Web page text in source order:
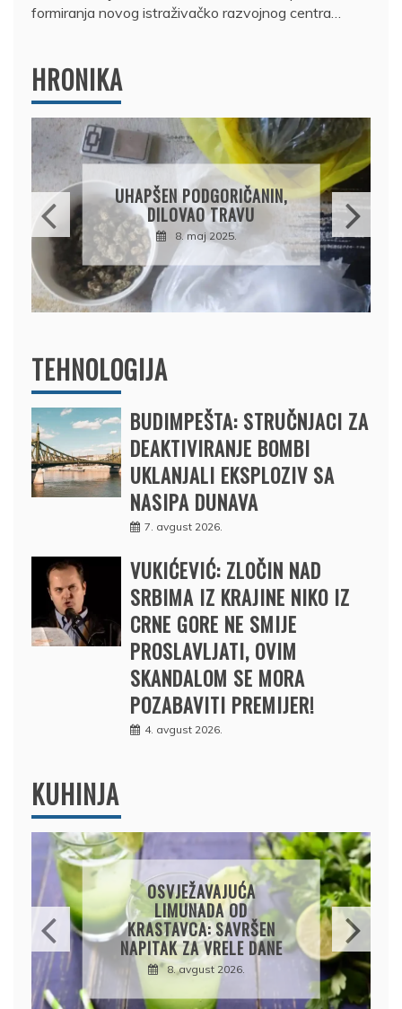
formiranja novog istraživačko razvojnog centra…
HRONIKA
DRŽAVLJANIN RUSIJE
OSUMNJIČEN DA JE
PRODAO TUĐI BMW,
DRŽAVU NAPUSTIO
BRODOM
12. februar 2025.
TEHNOLOGIJA
BUDIMPEŠTA: STRUČNJACI ZA
DEAKTIVIRANJE BOMBI
UKLANJALI EKSPLOZIV SA
NASIPA DUNAVA
7. avgust 2026.
VUKIĆEVIĆ: ZLOČIN NAD
SRBIMA IZ KRAJINE NIKO IZ
CRNE GORE NE SMIJE
PROSLAVLJATI, OVIM
SKANDALOM SE MORA
POZABAVITI PREMIJER!
4. avgust 2026.
KUHINJA
KROMPIRUŠA IZLIVAČA:
JEDNOSTAVNA PITA BEZ
KORA, HRSKAVA I
UKUSNA
8. avgust 2026.